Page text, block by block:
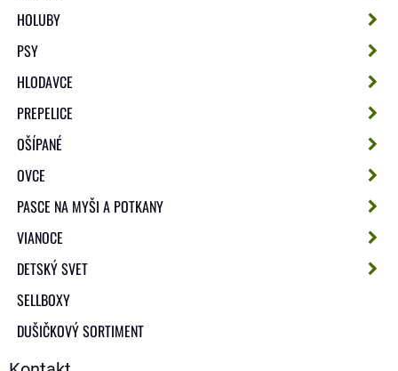
HOLUBY
PSY
HLODAVCE
PREPELICE
OŠÍPANÉ
OVCE
PASCE NA MYŠI A POTKANY
VIANOCE
DETSKÝ SVET
SELLBOXY
DUŠIČKOVÝ SORTIMENT